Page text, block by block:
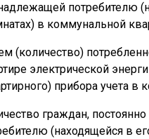
потребителю
в коммунальной
(количество)
электрической
прибора учета в
граждан,
(находящейся в